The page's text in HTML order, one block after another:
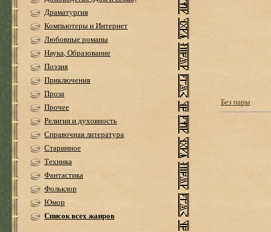
Драматургия
Компьютеры и Интернет
Любовные романы
Наука, Образование
Поэзия
Приключения
Проза
Прочее
Религия и духовность
Справочная литература
Старинное
Техника
Фантастика
Фольклор
Юмор
Список всех жанров
Без пары